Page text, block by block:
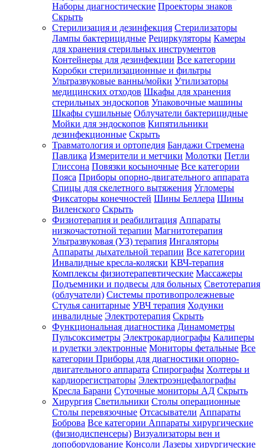
Наборы диагностические Проекторы знаков
Скрыть
Стерилизация и дезинфекция Стерилизаторы
Лампы бактерицидные Рециркуляторы Камеры
для хранения стерильных инструментов
Контейнеры для дезинфекции Все категории
Коробки стерилизационные и фильтры
Ультразвуковые ванны/мойки Утилизаторы
медицинских отходов Шкафы для хранения
стерильных эндоскопов Упаковочные машины
Шкафы сушильные Облучатели бактерицидные
Мойки для эндоскопов Кипятильники
дезинфекционные Скрыть
Травматология и ортопедия Бандажи Стремена
Павлика Измерители и метчики Молотки Петли
Глиссона Повязки косыночные Все категории
Пояса Приборы опорно-двигательного аппарата
Спицы для скелетного вытяжения Угломеры
Фиксаторы конечностей Шины Беллера Шины
Виленского Скрыть
Физиотерапия и реабилитация Аппараты
низкочастотной терапии Магнитотерапия
Ультразвуковая (УЗ) терапия Ингаляторы
Аппараты дыхательной терапии Все категории
Инвалидные кресла-коляски КВЧ-терапия
Комплексы физиотерапевтические Массажеры
Подъемники и подвесы для больных Светотерапия
(облучатели) Системы противопролежневые
Стулья санитарные УВЧ терапия Ходунки
инвалидные Электротерапия Скрыть
Функциональная диагностика Динамометры
Пульсоксиметры Электрокардиографы Калиперы
и рулетки электронные Мониторы фетальные Все
категории Приборы для диагностики опорно-
двигательного аппарата Спирографы Холтеры и
кардиорегистраторы Электроэнцефалографы
Кресла Барани Суточные мониторы АД Скрыть
Хирургия Светильники Столы операционные
Столы перевязочные Отсасыватели Аппараты
Боброва Все категории Аппараты хирургические
(физиодиспенсеры) Визуализаторы вен и
допоборудование Консоли Лазеры хирургические